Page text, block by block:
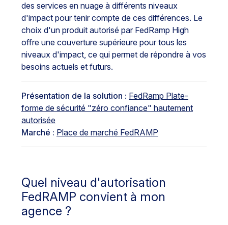
des services en nuage à différents niveaux
d'impact pour tenir compte de ces différences. Le
choix d'un produit autorisé par FedRamp High
offre une couverture supérieure pour tous les
niveaux d'impact, ce qui permet de répondre à vos
besoins actuels et futurs.
Présentation de la solution : FedRamp Plate-
forme de sécurité "zéro confiance" hautement
autorisée
Marché : Place de marché FedRAMP
Quel niveau d'autorisation
FedRAMP convient à mon
agence ?